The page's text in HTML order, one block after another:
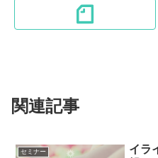
関連記事
セミナー
イラ